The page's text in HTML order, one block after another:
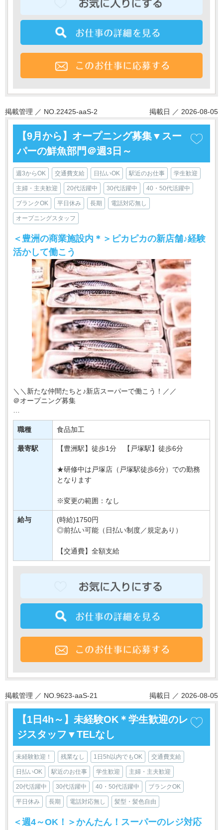
掲載管理 ／ NO.22425-aaS-2 掲載日 ／ 2026-08-05
【9月から】オープニング募集▼スー
パーの鮮魚部門＠週3日～
週3からOK 交通費支給 日払いOK 駅近のお仕事 学生歓迎
主婦・主夫歓迎 20代活躍中 30代活躍中 40・50代活躍中
ブランクOK 平日休み 長期 電話対応無し
オープニングスタッフ
＜豊洲の商業施設内＊＞ピカピカの新店舗♪経験
活かして働こう
＼＼新たな仲間たちと♪新店スーパーで働こう！／／
＠オープニング募集
東京・神奈川を中心にお店を展開♪
このたび有名スーパーマーケットの新店が
【豊洲駅】にニューオープン！！！
職種 食品加工
最寄駅 【豊洲駅】徒歩1分 【戸塚駅】徒歩6分
★研修中は戸塚店（戸塚駅徒歩6分）での勤務
となります
※変更の範囲：なし
給与
(時給)1750円
◎前払い可能（日払い制度／規定あり）
【交通費】全額支給
掲載管理 ／ NO.9623-aaS-21 掲載日 ／ 2026-08-05
【1日4h～】未経験OK＊学生歓迎のレ
ジスタッフ▼TELなし
未経験歓迎！ 残業なし 1日5h以内でもOK 交通費支給
日払いOK 駅近のお仕事 学生歓迎 主婦・主夫歓迎
20代活躍中 30代活躍中 40・50代活躍中 ブランクOK
平日休み 長期 電話対応無し 髪型・髪色自由
＜週4～OK！＞かんたん！スーパーのレジ対応